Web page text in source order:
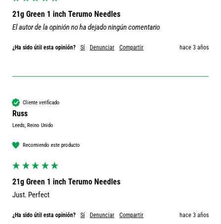
21g Green 1 inch Terumo Needles
El autor de la opinión no ha dejado ningún comentario
¿Ha sido útil esta opinión? Sí Denunciar Compartir hace 3 años
Cliente verificado
Russ
Leeds, Reino Unido
Recomiendo este producto
21g Green 1 inch Terumo Needles
Just. Perfect
¿Ha sido útil esta opinión? Sí Denunciar Compartir hace 3 años